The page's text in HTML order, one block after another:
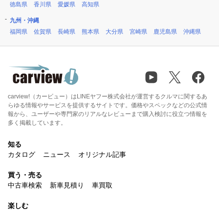
徳島県
香川県 愛媛県 高知県
九州・沖縄
福岡県
佐賀県 長崎県 熊本県 大分県 宮崎県 鹿児島県 沖縄県
carview!（カービュー）はLINEヤフー株式会社が運営するクルマに関するあ
らゆる情報やサービスを提供するサイトです。価格やスペックなどの公式情
報から、ユーザーや専門家のリアルなレビューまで購入検討に役立つ情報を
多く掲載しています。
知る
カタログ
ニュース オリジナル記事
買う・売る
中古車検索
新車見積り 車買取
楽しむ